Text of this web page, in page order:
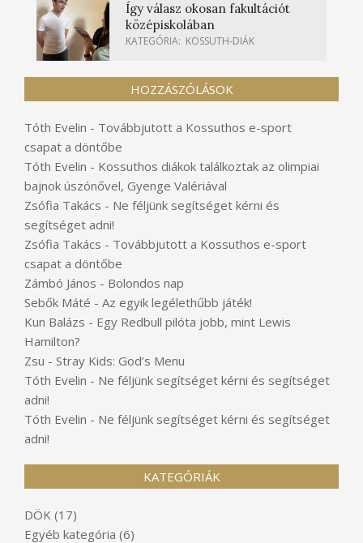
Így válasz okosan fakultációt
középiskolában
KATEGÓRIA: KOSSUTH-DIÁK
HOZZÁSZÓLÁSOK
Tóth Evelin - Továbbjutott a Kossuthos e-sport
csapat a döntőbe
Tóth Evelin - Kossuthos diákok találkoztak az olimpiai
bajnok úszónővel, Gyenge Valériával
Zsófia Takács - Ne féljünk segítséget kérni és
segítséget adni!
Zsófia Takács - Továbbjutott a Kossuthos e-sport
csapat a döntőbe
Zámbó János - Bolondos nap
Sebők Máté - Az egyik legélethűbb játék!
Kun Balázs - Egy Redbull pilóta jobb, mint Lewis
Hamilton?
Zsu - Stray Kids: God’s Menu
Tóth Evelin - Ne féljünk segítséget kérni és segítséget
adni!
Tóth Evelin - Ne féljünk segítséget kérni és segítséget
adni!
KATEGÓRIÁK
DÖK (17)
Egyéb kategória (6)